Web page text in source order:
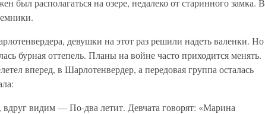
был располагаться на озере, недалеко от старинного замка. В
девушки на этот раз решили надеть валенки. Но
бурная оттепель. Планы на войне часто приходится менять.
вперед, в Шарлотенвердер, а передовая группа осталась
видим — По-два летит. Девчата говорят: «Марина